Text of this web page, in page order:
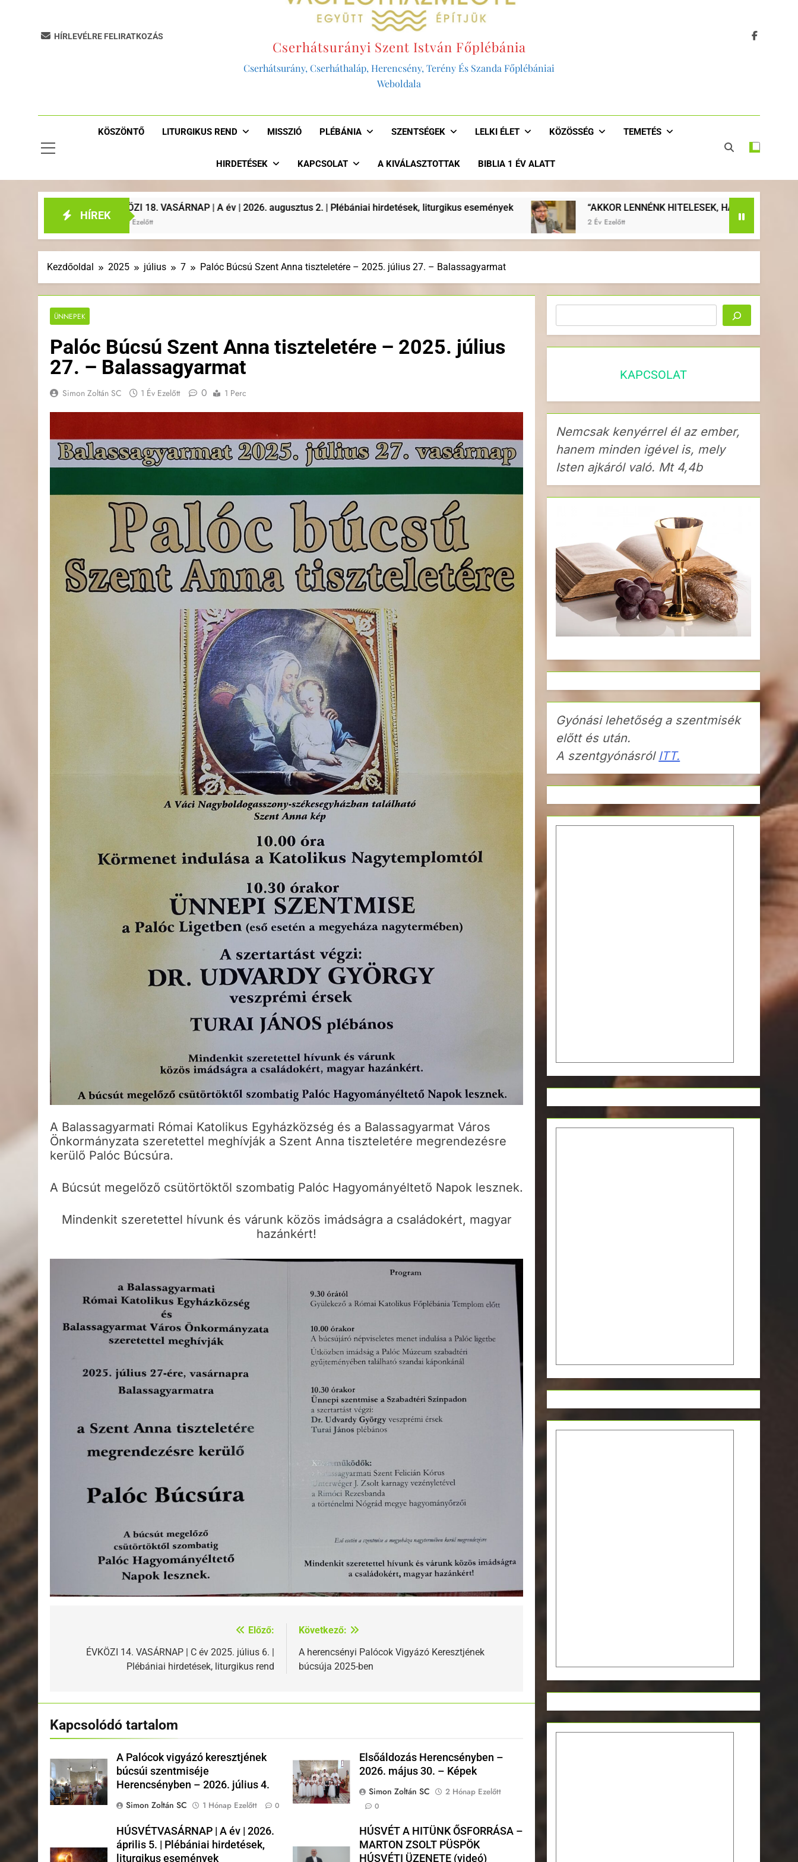
Cserhátsurányi Szent István Főplébánia
Cserhátsurány, Cserháthaláp, Herencsény, Terény És Szanda Főplébániai
Weboldala
HÍRLEVÉLRE FELIRATKOZÁS
KÖSZÖNTŐ LITURGIKUS REND MISSZIÓ PLÉBÁNIA SZENTSÉGEK LELKI ÉLET KÖZÖSSÉG TEMETÉS
HIRDETÉSEK KAPCSOLAT A KIVÁLASZTOTTAK BIBLIA 1 ÉV ALATT
HÍREK
| A év | 2026. augusztus 2. | Plébániai hirdetések, liturgikus események “AKKOR LENNÉNK HITELESEK, HA JOBBAN EVANGELIZÁLNÁNK, HA VISSZATÉRNÉNK
Kezdőoldal 2025 július 7 Palóc Búcsú Szent Anna tiszteletére – 2025. július 27. – Balassagyarmat
ÜNNEPEK
Palóc Búcsú Szent Anna tiszteletére – 2025. július
27. – Balassagyarmat
Simon Zoltán SC 1 Év Ezelőtt 0 1 Perc
A Balassagyarmati Római Katolikus Egyházközség és a Balassagyarmat Város
Önkormányzata szeretettel meghívják a Szent Anna tiszteletére megrendezésre
kerülő Palóc Búcsúra.
A Búcsút megelőző csütörtöktől szombatig Palóc Hagyományéltető Napok lesznek.
Mindenkit szeretettel hívunk és várunk közös imádságra a családokért, magyar
hazánkért!
navigáció
Előző:
ÉVKÖZI 14. VASÁRNAP | C év 2025. július 6. |
Plébániai hirdetések, liturgikus rend
Következő:
A herencsényi Palócok Vigyázó Keresztjének
búcsúja 2025-ben
Kapcsolódó tartalom
A Palócok vigyázó keresztjének
búcsúi szentmiséje
Herencsényben – 2026. július 4.
Simon Zoltán SC
1 Hónap Ezelőtt 0
Elsőáldozás Herencsényben –
2026. május 30. – Képek
Simon Zoltán SC
2 Hónap Ezelőtt
0
HÚSVÉTVASÁRNAP | A év | 2026.
április 5. | Plébániai hirdetések,
liturgikus események
HÚSVÉT A HITÜNK ŐSFORRÁSA –
MARTON ZSOLT PÜSPÖK
HÚSVÉTI ÜZENETE (videó)
KAPCSOLAT
Nemcsak kenyérrel él az ember,
hanem minden igével is, mely
Isten ajkáról való. Mt 4,4b
Gyónási lehetőség a szentmisék
előtt és után.
A szentgyónásról ITT.